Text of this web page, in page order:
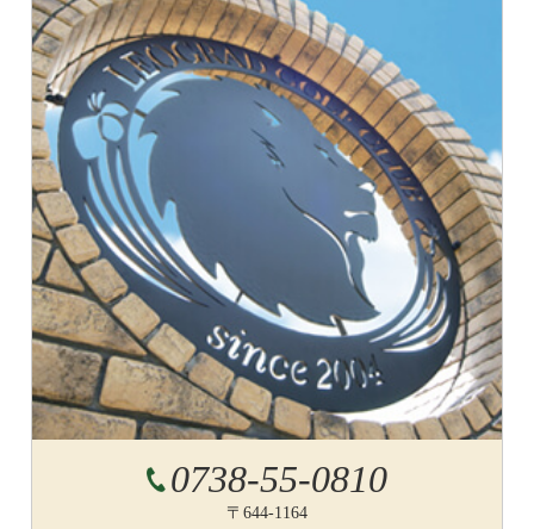
0738-55-0810
〒644-1164